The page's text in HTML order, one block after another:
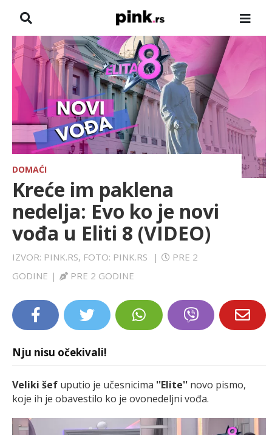
NASLOVNA
VESTI
ZADRUGA
SHOWBIZ
HRONIKA
FARMERI
SPORT
EXTRA
DOMAĆI
Kreće im paklena
nedelja: Evo ko je novi
vođa u Eliti 8 (VIDEO)
IZVOR: PINK.RS, FOTO: PINK.RS |
PRE 2
GODINE | PRE 2 GODINE
Nju nisu očekivali!
Veliki šef uputio je učesnicima ''Elite'' novo pismo,
koje ih je obavestilo ko je ovonedeljni vođa.